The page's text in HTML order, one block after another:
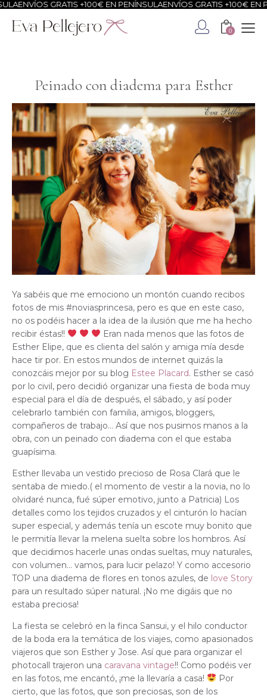
GRATIS +100€ EN PENÍNSULAENVÍOS GRATIS +100€ EN
0
Peinado con diadema para Esther
Ya sabéis que me emociono un montón cuando recibos
fotos de mis #noviasprincesa, pero es que en este caso,
no os podéis hacer a la idea de la ilusión que me ha hecho
recibir éstas!!
Eran nada menos que las fotos de
Esther Elipe, que es clienta del salón y amiga mía desde
hace tir por. En estos mundos de internet quizás la
conozcáis mejor por su blog Estee Placard. Esther se casó
por lo civil, pero decidió organizar una fiesta de boda muy
especial para el día de después, el sábado, y así poder
celebrarlo también con familia, amigos, bloggers,
compañeros de trabajo… Así que nos pusimos manos a la
obra, con un peinado con diadema con el que estaba
guapísima.
Esther llevaba un vestido precioso de Rosa Clará que le
sentaba de miedo.( el momento de vestir a la novia, no lo
olvidaré nunca, fué súper emotivo, junto a Patricia) Los
detalles como los tejidos cruzados y el cinturón lo hacían
super especial, y además tenía un escote muy bonito que
le permitía llevar la melena suelta sobre los hombros. Así
que decidimos hacerle unas ondas sueltas, muy naturales,
con volumen… vamos, para lucir pelazo! Y como accesorio
TOP una diadema de flores en tonos azules, de love Story
para un resultado súper natural. ¡No me digáis que no
estaba preciosa!
La fiesta se celebró en la finca Sansui, y el hilo conductor
de la boda era la temática de los viajes, como apasionados
viajeros que son Esther y Jose. Así que para organizar el
photocall trajeron una caravana vintage!! Como podéis ver
en las fotos, me encantó, ¡me la llevaría a casa!
Por
cierto, que las fotos, que son preciosas, son de los